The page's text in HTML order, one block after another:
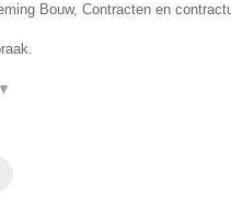
Bouw, Contracten en
▼